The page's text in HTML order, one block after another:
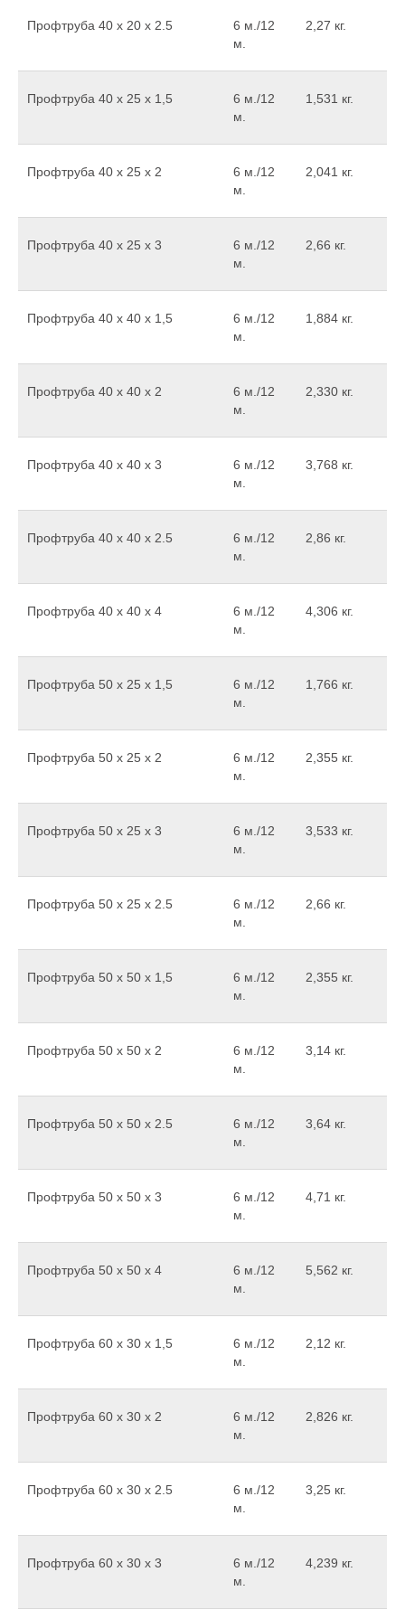
Профтруба 40 х 20 х 2.5
6 м./12
м.
2,27 кг.
Профтруба 40 х 25 х 1,5
6 м./12
м.
1,531 кг.
Профтруба 40 х 25 х 2
6 м./12
м.
2,041 кг.
Профтруба 40 x 25 x 3
6 м./12
м.
2,66 кг.
Профтруба 40 х 40 х 1,5
6 м./12
м.
1,884 кг.
Профтруба 40 х 40 х 2
6 м./12
м.
2,330 кг.
Профтруба 40 х 40 х 3
6 м./12
м.
3,768 кг.
Профтруба 40 x 40 x 2.5
6 м./12
м.
2,86 кг.
Профтруба 40 х 40 х 4
6 м./12
м.
4,306 кг.
Профтруба 50 х 25 х 1,5
6 м./12
м.
1,766 кг.
Профтруба 50 х 25 х 2
6 м./12
м.
2,355 кг.
Профтруба 50 х 25 х 3
6 м./12
м.
3,533 кг.
Профтруба 50 x 25 x 2.5
6 м./12
м.
2,66 кг.
Профтруба 50 х 50 х 1,5
6 м./12
м.
2,355 кг.
Профтруба 50 х 50 х 2
6 м./12
м.
3,14 кг.
Профтруба 50 x 50 x 2.5
6 м./12
м.
3,64 кг.
Профтруба 50 х 50 х 3
6 м./12
м.
4,71 кг.
Профтруба 50 х 50 х 4
6 м./12
м.
5,562 кг.
Профтруба 60 х 30 х 1,5
6 м./12
м.
2,12 кг.
Профтруба 60 х 30 х 2
6 м./12
м.
2,826 кг.
Профтруба 60 x 30 x 2.5
6 м./12
м.
3,25 кг.
Профтруба 60 x 30 x 3
6 м./12
м.
4,239 кг.